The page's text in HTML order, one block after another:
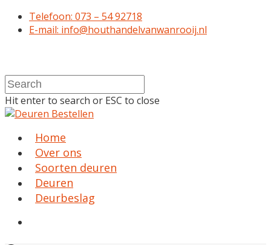
Telefoon: 073 – 54 92718
E-mail: info@houthandelvanwanrooij.nl
Hit enter to search or ESC to close
Home
Over ons
Soorten deuren
Deuren
Deurbeslag